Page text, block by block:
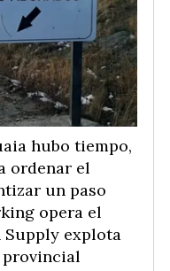
hubo tiempo,
ordenar el
un paso
opera el
Supply explota